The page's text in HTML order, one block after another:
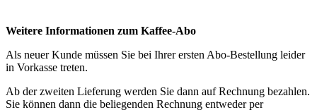
Weitere Informationen zum Kaffee-Abo
Als neuer Kunde müssen Sie bei Ihrer ersten Abo-Bestellung leider
in Vorkasse treten.
Ab der zweiten Lieferung werden Sie dann auf Rechnung bezahlen.
Sie können dann die beliegenden Rechnung entweder per